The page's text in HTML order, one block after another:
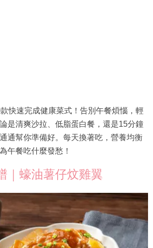
快速完成健康菜式！告別午餐煩惱，輕
是清爽沙拉、低脂蛋白餐，還是15分鐘
通幫你準備好。每天換著吃，營養均衡
午餐吃什麼發愁！
｜蠔油薯仔炆雞翼